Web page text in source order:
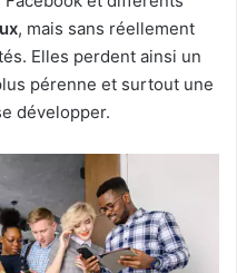
, mais sans réellement
Elles perdent ainsi un
pérenne et surtout une
développer.